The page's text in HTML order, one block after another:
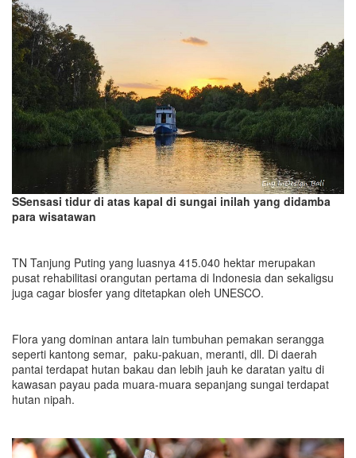
SSensasi tidur di atas kapal di sungai inilah yang didamba
para wisatawan
TN Tanjung Puting yang luasnya 415.040 hektar merupakan
pusat rehabilitasi orangutan pertama di Indonesia dan sekaligsu
juga cagar biosfer yang ditetapkan oleh UNESCO.
Flora yang dominan antara lain tumbuhan pemakan serangga
seperti kantong semar, paku-pakuan, meranti, dll. Di daerah
pantai terdapat hutan bakau dan lebih jauh ke daratan yaitu di
kawasan payau pada muara-muara sepanjang sungai terdapat
hutan nipah.